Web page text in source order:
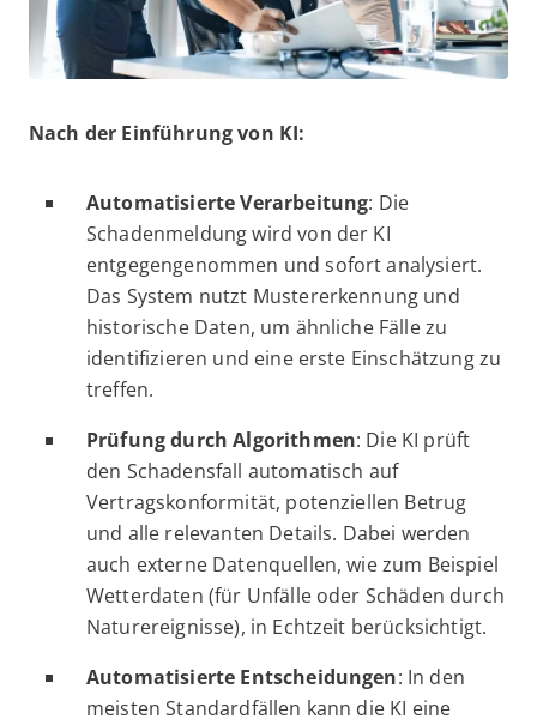
Nach der Einführung von KI:
Automatisierte Verarbeitung: Die
Schadenmeldung wird von der KI
entgegengenommen und sofort analysiert.
Das System nutzt Mustererkennung und
historische Daten, um ähnliche Fälle zu
identifizieren und eine erste Einschätzung zu
treffen.
Prüfung durch Algorithmen: Die KI prüft
den Schadensfall automatisch auf
Vertragskonformität, potenziellen Betrug
und alle relevanten Details. Dabei werden
auch externe Datenquellen, wie zum Beispiel
Wetterdaten (für Unfälle oder Schäden durch
Naturereignisse), in Echtzeit berücksichtigt.
Automatisierte Entscheidungen: In den
meisten Standardfällen kann die KI eine